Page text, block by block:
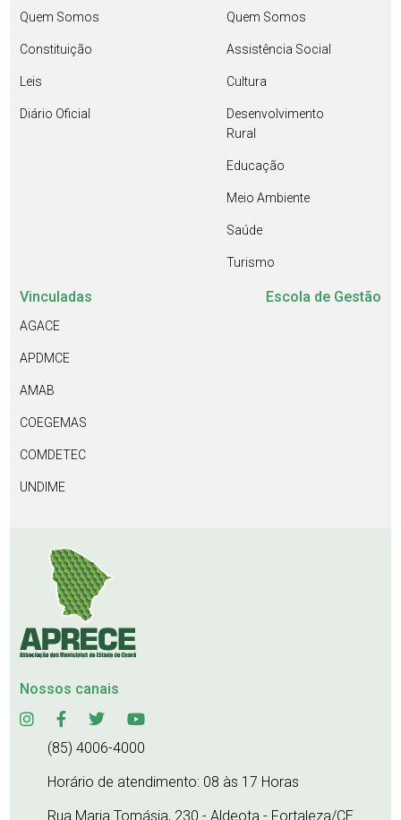
Quem Somos
Constituição
Leis
Diário Oficial
Quem Somos
Assistência Social
Cultura
Desenvolvimento
Rural
Educação
Meio Ambiente
Saúde
Turismo
Vinculadas
AGACE
APDMCE
AMAB
COEGEMAS
COMDETEC
UNDIME
Escola de Gestão
Nossos canais
(85) 4006-4000
Horário de atendimento: 08 às 17 Horas
Rua Maria Tomásia, 230 - Aldeota - Fortaleza/CE